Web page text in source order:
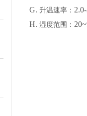
G. 升温速率：
H.湿度范围：